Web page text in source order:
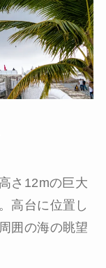
さ12mの巨大
高台に位置し
囲の海の眺望